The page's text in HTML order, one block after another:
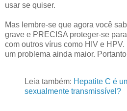
usar se quiser.
Mas lembre-se que agora você
grave e PRECISA proteger-se
com outros vírus como HIV e
um problema ainda maior.
Leia também: Hepatite C é
sexualmente transmissível?